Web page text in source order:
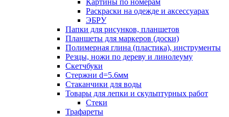
Картины по номерам
Раскраски на одежде и аксессуарах
ЭБРУ
Папки для рисунков, планшетов
Планшеты для маркеров (доски)
Полимерная глина (пластика), инструменты
Резцы, ножи по дереву и линолеуму
Скетчбуки
Стержни d=5.6мм
Стаканчики для воды
Товары для лепки и скульптурных работ
Стеки
Трафареты